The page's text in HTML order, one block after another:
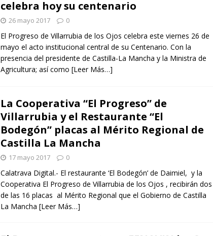
celebra hoy su centenario
26 mayo 2017 0
El Progreso de Villarrubia de los Ojos celebra este viernes 26 de
mayo el acto institucional central de su Centenario. Con la
presencia del presidente de Castilla-La Mancha y la Ministra de
Agricultura; así como [Leer Más…]
La Cooperativa “El Progreso” de
Villarrubia y el Restaurante “El
Bodegón” placas al Mérito Regional de
Castilla La Mancha
17 mayo 2017 0
Calatrava Digital.- El restaurante ‘El Bodegón’ de Daimiel, y la
Cooperativa El Progreso de Villarrubia de los Ojos , recibirán dos
de las 16 placas al Mérito Regional que el Gobierno de Castilla
La Mancha [Leer Más…]